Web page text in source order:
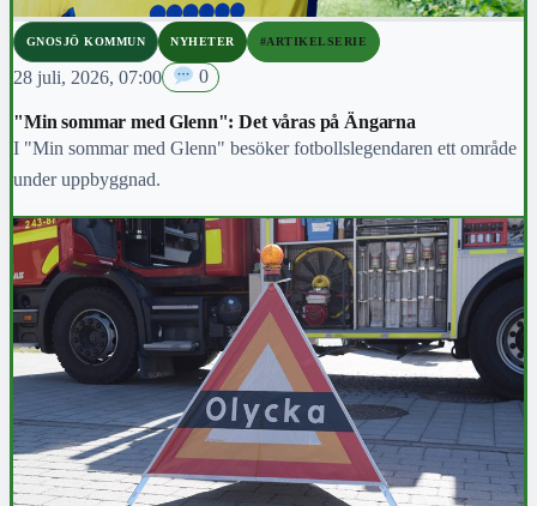
GNOSJÖ KOMMUN NYHETER #ARTIKELSERIE
28 juli, 2026, 07:00 0
"Min sommar med Glenn": Det våras på Ängarna
I "Min sommar med Glenn" besöker fotbollslegendaren ett område
under uppbyggnad.